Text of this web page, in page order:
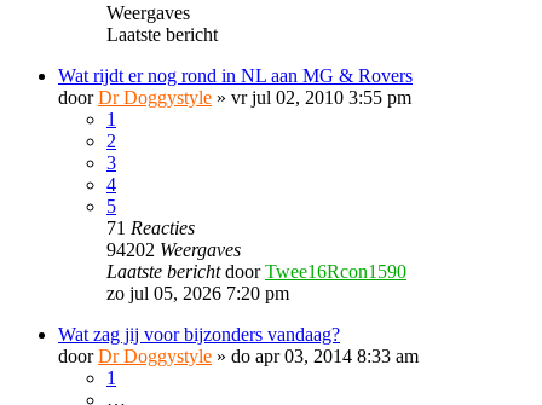
Weergaves
Laatste bericht
Wat rijdt er nog rond in NL aan MG & Rovers
doorDr Doggystyle » vr jul 02, 2010 3:55 pm
1
2
3
4
5
71 Reacties
94202 Weergaves
Laatste berichtdoorTwee16Rcon1590
zo jul 05, 2026 7:20 pm
Wat zag jij voor bijzonders vandaag?
doorDr Doggystyle » do apr 03, 2014 8:33 am
1
…